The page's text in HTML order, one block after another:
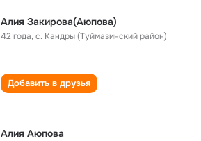
Алия Закирова(Аюпова)
42 года,с. Кандры (Туймазинский район)
Добавить в друзья
Алия Аюпова